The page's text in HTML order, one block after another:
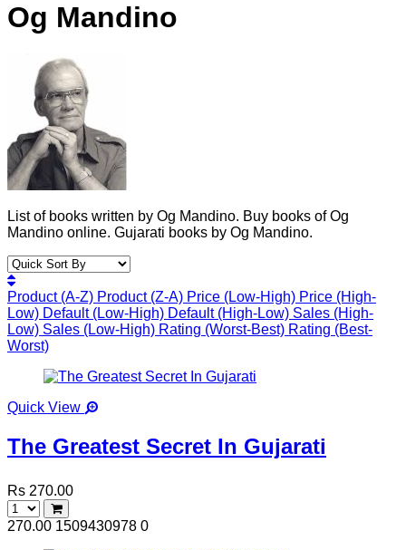
Og Mandino
List of books written by Og Mandino. Buy books of Og
Mandino online. Gujarati books by Og Mandino.
Product (A-Z) Product (Z-A) Price (Low-High) Price (High-
Low) Default (Low-High) Default (High-Low) Sales (High-
Low) Sales (Low-High) Rating (Worst-Best) Rating (Best-
Worst)
Quick View
The Greatest Secret In Gujarati
Rs 270.00
270.00 1509430978 0